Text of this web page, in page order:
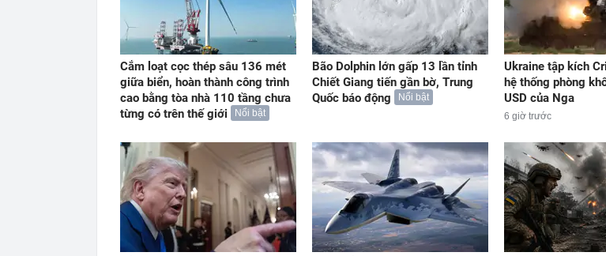
Cắm loạt cọc thép sâu 136 mét
giữa biển, hoàn thành công trình
cao bằng tòa nhà 110 tầng chưa
từng có trên thế giới
Nổi bật
Bão Dolphin lớn gấp 13 lần tỉnh
Chiết Giang tiến gần bờ, Trung
Quốc báo động
Nổi bật
Ukraine tập kích
hệ thống phòng
USD của Nga
6 giờ trước